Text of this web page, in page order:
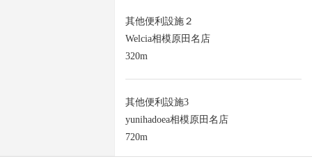
其他便利設施２
Welcia相模原田名店
320m
其他便利設施3
yunihadoea相模原田名店
720m